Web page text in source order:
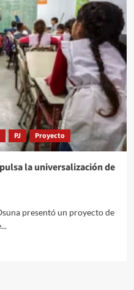
PJ Proyecto
la universalización de
presentó un proyecto de